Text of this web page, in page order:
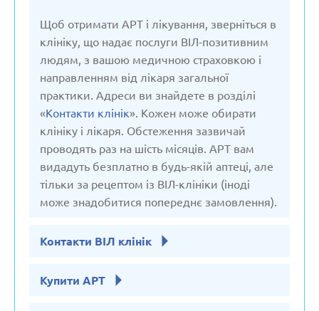
Щоб отримати АРТ і лікування, зверніться в
клініку, що надає послуги ВІЛ-позитивним
людям, з вашою медичною страховкою і
направленням від лікаря загальної
практики. Адреси ви знайдете в розділі
«Контакти клінік». Кожен може обирати
клініку і лікаря. Обстеження зазвичай
проводять раз на шість місяців. АРТ вам
видадуть безплатно в будь-якій аптеці, але
тільки за рецептом із ВІЛ-клініки (іноді
може знадобитися попереднє замовлення).
Контакти ВІЛ клінік
Купити АРТ